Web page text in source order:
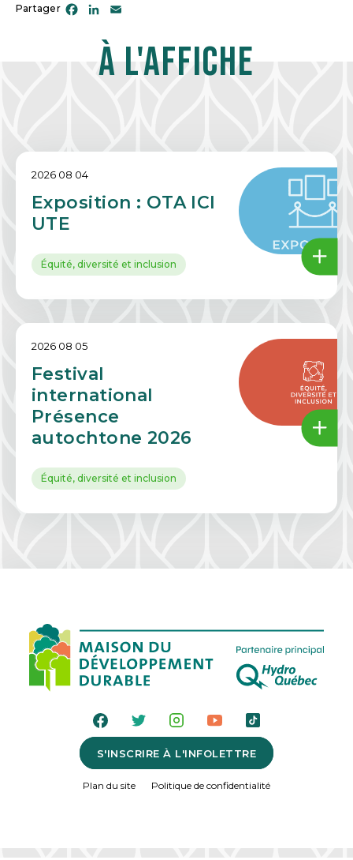
Partager Facebook
LinkedIn
À l'affiche
2026 08 04
Exposition : OTA ICI
UTE
Équité, diversité et inclusion
2026 08 05
Festival
international
Présence
autochtone 2026
Équité, diversité et inclusion
S'INSCRIRE À L'INFOLETTRE
Plan du site Politique de confidentialité